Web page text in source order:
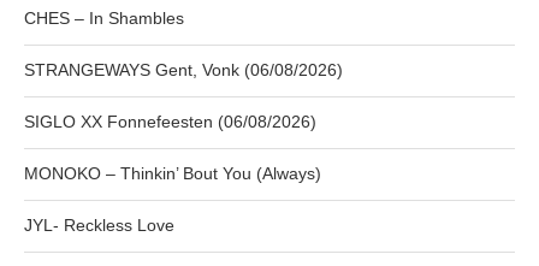
CHES – In Shambles
STRANGEWAYS Gent, Vonk (06/08/2026)
SIGLO XX Fonnefeesten (06/08/2026)
MONOKO – Thinkin’ Bout You (Always)
JYL- Reckless Love